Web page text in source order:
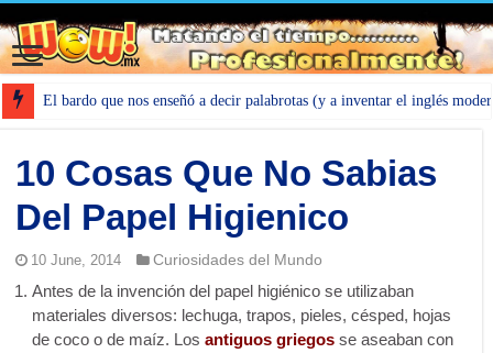
El bardo que nos enseñó a decir palabrotas (y a inventar el inglés
10 Cosas Que No Sabias
Del Papel Higienico
10 June, 2014 Curiosidades del Mundo
Antes de la invención del papel higiénico se utilizaban
materiales diversos: lechuga, trapos, pieles, césped, hojas
de coco o de maíz. Losantiguos griegos se aseaban con